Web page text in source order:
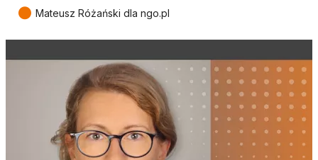
● Mateusz Różański dla ngo.pl